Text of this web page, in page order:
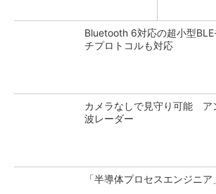
Bluetooth 6対応の超小型
チプロトコルも対応
カメラなしで見守り可能 ア
波レーダー
「半導体プロセスエンジニ